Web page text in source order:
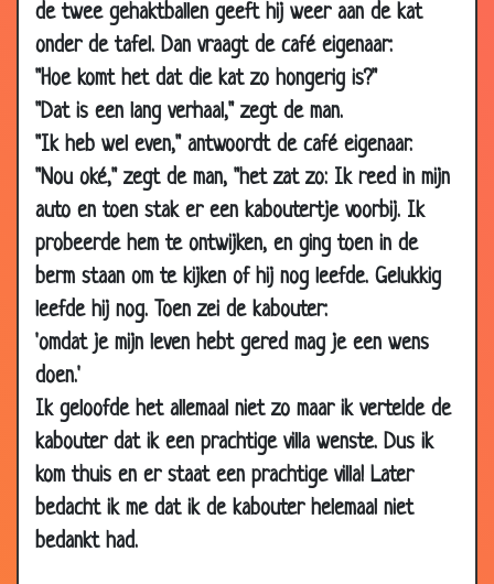
de twee gehaktballen geeft hij weer aan de kat
onder de tafel. Dan vraagt de café eigenaar:
"Hoe komt het dat die kat zo hongerig is?"
"Dat is een lang verhaal," zegt de man.
"Ik heb wel even," antwoordt de café eigenaar.
"Nou oké," zegt de man, "het zat zo: Ik reed in mijn
auto en toen stak er een kaboutertje voorbij. Ik
probeerde hem te ontwijken, en ging toen in de
berm staan om te kijken of hij nog leefde. Gelukkig
leefde hij nog. Toen zei de kabouter:
'omdat je mijn leven hebt gered mag je een wens
doen.'
Ik geloofde het allemaal niet zo maar ik vertelde de
kabouter dat ik een prachtige villa wenste. Dus ik
kom thuis en er staat een prachtige villa! Later
bedacht ik me dat ik de kabouter helemaal niet
bedankt had.
24 May
2007
Ontroerd 3.60
21 May
2007
De frigo
21 May
2007
Golfen
21 May
2007
Onvoorwaardelijke liefde 3.74
14 May
2007
Eindelijk alleen 3.27
14 May
2007
Bekeerd 3.26
14 May
2007
Meerijden 3.04
14 May
2007
Afgekeurd
14 May
De scheiding